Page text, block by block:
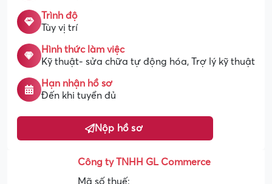
Trình độ
Tùy vị trí
Hình thức làm việc
Kỹ thuật- sửa chữa tự động hóa, Trợ lý kỹ thuật
Hạn nhận hồ sơ
Đến khi tuyển đủ
Nộp hồ sơ
Công ty TNHH GL Commerce
Mã số thuế: